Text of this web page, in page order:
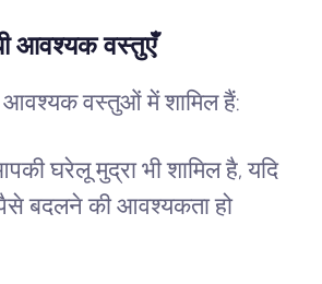
आवश्यक वस्तुएँ
आवश्यक वस्तुओं में शामिल हैं:
घरेलू मुद्रा भी शामिल है, यदि
बदलने की आवश्यकता हो